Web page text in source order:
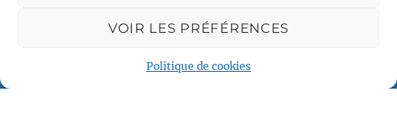
VOIR LES PRÉFÉRENCES
Politique de cookies
Voile sportive